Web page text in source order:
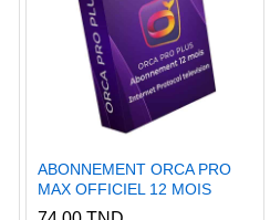
ABONNEMENT ORCA PRO
MAX OFFICIEL 12 MOIS